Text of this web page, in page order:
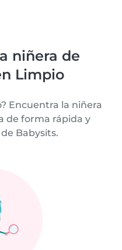
niñera de
Limpio
Encuentra la niñera
de forma rápida y
Babysits.